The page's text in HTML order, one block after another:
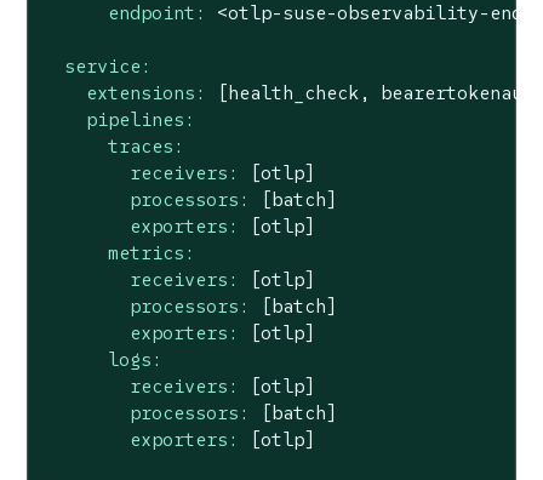
endpoint:
<otlp-suse-observability-
service:
extensions:
[health_check,
pipelines:
traces:
receivers:
[otlp]
processors:
[batch]
exporters:
[otlp]
metrics:
receivers:
[otlp]
processors:
[batch]
exporters:
[otlp]
logs:
receivers:
[otlp]
processors:
[batch]
exporters:
[otlp]